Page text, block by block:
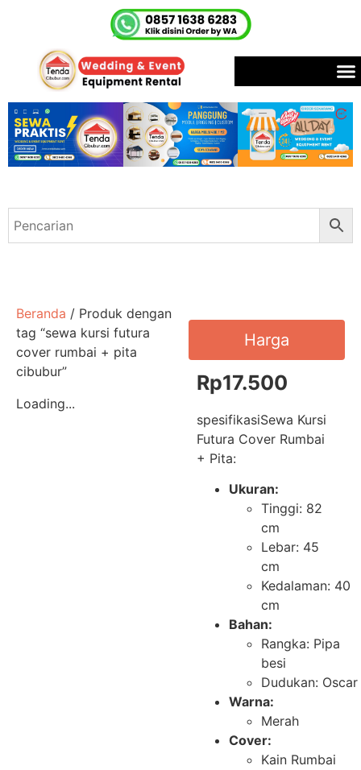
Beranda / Produk dengan
tag “sewa kursi futura
cover rumbai + pita
cibubur”
Loading...
Harga
Rp17.500
spesifikasiSewa Kursi
Futura Cover Rumbai
+ Pita:
Ukuran:
Tinggi: 82
cm
Lebar: 45
cm
Kedalaman: 40
cm
Bahan:
Rangka: Pipa
besi
Dudukan: Oscar
Warna:
Merah
Cover:
Kain Rumbai